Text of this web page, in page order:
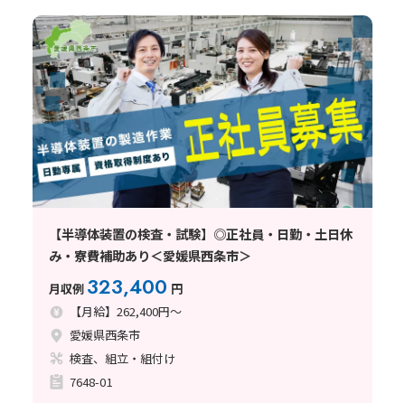
【半導体装置の検査・試験】◎正社員・日勤・土日休
み・寮費補助あり＜愛媛県西条市＞
月収例 323,400 円
【月給】262,400円～
愛媛県西条市
検査、組立・組付け
7648-01